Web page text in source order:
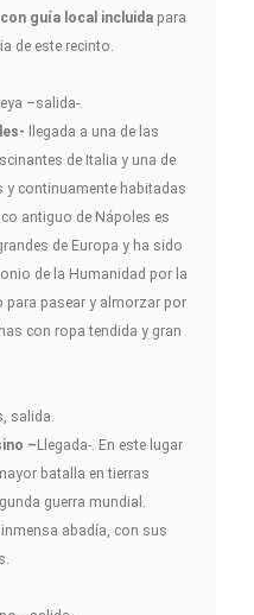
guía local incluida para
de este recinto.
–salida-.
llegada a una de las
de Italia y una de
y continuamente habitadas
antiguo de Nápoles es
de Europa y ha sido
de la Humanidad por la
para pasear y almorzar por
con ropa tendida y gran
salida.
– Llegada-. En este lugar
batalla en tierras
guerra mundial.
abadía, con sus